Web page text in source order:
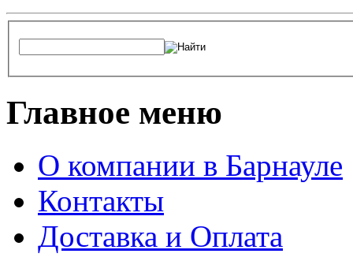
Главное меню
О компании в Барнауле
Контакты
Доставка и Оплата